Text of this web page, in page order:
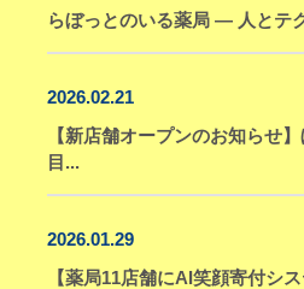
らぼっとのいる薬局 ― 人とテ
2026.02.21
【新店舗オープンのお知らせ
目...
2026.01.29
【薬局11店舗にAI笑顔寄付シ